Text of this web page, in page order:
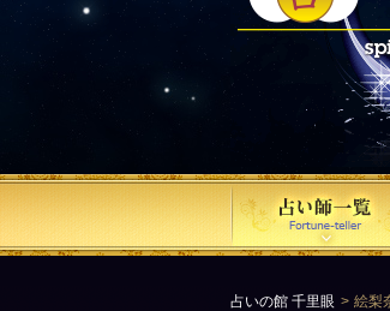
占いの館 千里眼 絵梨